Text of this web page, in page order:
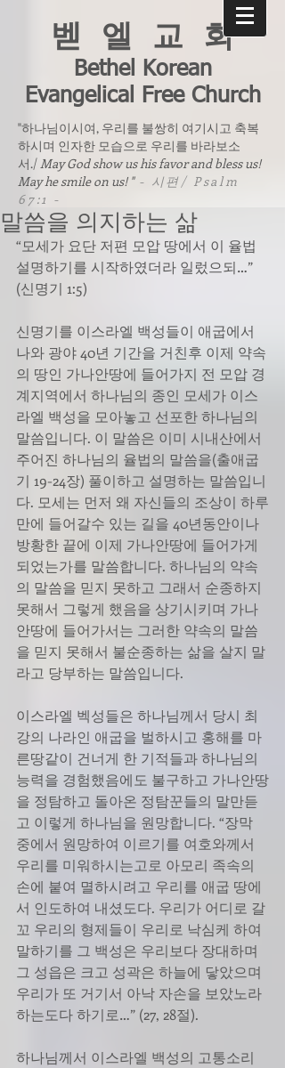
벧 엘 교 회
Bethel Korean
Evangelical Free Church
"하나님이시여, 우리를 불쌍히 여기시고 축복
하시며 인자한 모습으로 우리를 바라보소
서./May God show us his favor and bless us!
May he smile on us! " - 시편/ Psalm
67:1 -
말씀을 의지하는 삶
“모세가 요단 저편 모압 땅에서 이 율법
설명하기를 시작하였더라 일렀으되…”
(신명기 1:5)
신명기를 이스라엘 백성들이 애굽에서
나와 광야 40년 기간을 거친후 이제 약속
의 땅인 가나안땅에 들어가지 전 모압 경
계지역에서 하나님의 종인 모세가 이스
라엘 백성을 모아놓고 선포한 하나님의
말씀입니다. 이 말씀은 이미 시내산에서
주어진 하나님의 율법의 말씀을(출애굽
기 19-24장) 풀이하고 설명하는 말씀입니
다. 모세는 먼저 왜 자신들의 조상이 하루
만에 들어갈수 있는 길을 40년동안이나
방황한 끝에 이제 가나안땅에 들어가게
되었는가를 말씀합니다. 하나님의 약속
의 말씀을 믿지 못하고 그래서 순종하지
못해서 그렇게 했음을 상기시키며 가나
안땅에 들어가서는 그러한 약속의 말씀
을 믿지 못해서 불순종하는 삶을 살지 말
라고 당부하는 말씀입니다.
이스라엘 벡성들은 하나님께서 당시 최
강의 나라인 애굽을 벌하시고 홍해를 마
른땅같이 건너게 한 기적들과 하나님의
능력을 경험했음에도 불구하고 가나안땅
을 정탐하고 돌아온 정탐꾼들의 말만듣
고 이렇게 하나님을 원망합니다. “장막
중에서 원망하여 이르기를 여호와께서
우리를 미워하시는고로 아모리 족속의
손에 붙여 멸하시려고 우리를 애굽 땅에
서 인도하여 내셨도다. 우리가 어디로 갈
꼬 우리의 형제들이 우리로 낙심케 하여
말하기를 그 백성은 우리보다 장대하며
그 성읍은 크고 성곽은 하늘에 닿았으며
우리가 또 거기서 아낙 자손을 보았노라
하는도다 하기로…” (27, 28절).
하나님께서 이스라엘 백성의 고통소리